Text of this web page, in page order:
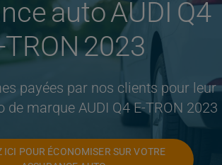
auto AUDI Q4
TRON 2023
payées par nos clients pour leur
de marque AUDI Q4 E-TRON 2023
ICI POUR ÉCONOMISER SUR VOTRE